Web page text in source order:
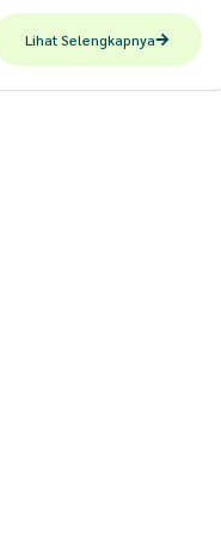
Lihat Selengkapnya